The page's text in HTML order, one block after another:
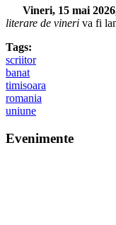
Vineri, 15 mai
literare de vineri va fi
Tags:
scriitor
banat
timisoara
romania
uniune
Evenimente